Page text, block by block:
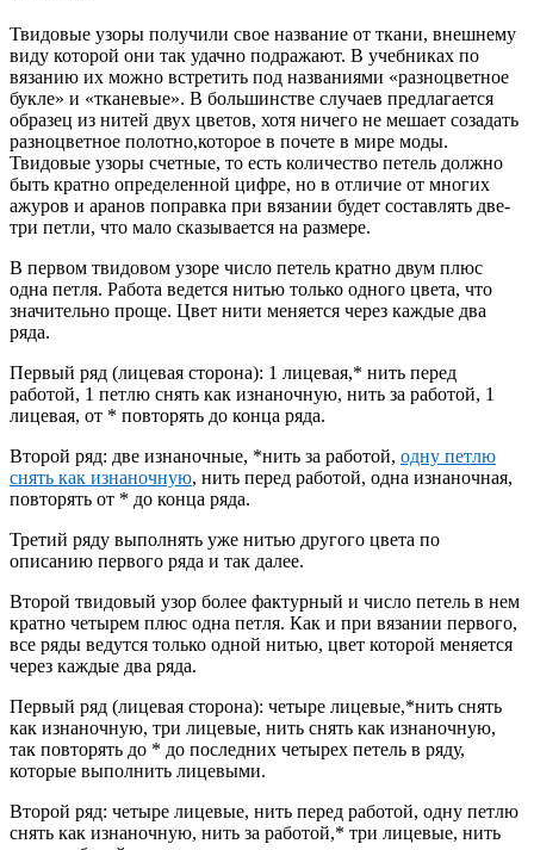
Твидовые узоры получили свое название от ткани, внешнему
виду которой они так удачно подражают. В учебниках по
вязанию их можно встретить под названиями «разноцветное
букле» и «тканевые». В большинстве случаев предлагается
образец из нитей двух цветов, хотя ничего не мешает созадать
разноцветное полотно,которое в почете в мире моды.
Твидовые узоры счетные, то есть количество петель должно
быть кратно определенной цифре, но в отличие от многих
ажуров и аранов поправка при вязании будет составлять две-
три петли, что мало сказывается на размере.
В первом твидовом узоре число петель кратно двум плюс
одна петля. Работа ведется нитью только одного цвета, что
значительно проще. Цвет нити меняется через каждые два
ряда.
Первый ряд (лицевая сторона): 1 лицевая,* нить перед
работой, 1 петлю снять как изнаночную, нить за работой, 1
лицевая, от * повторять до конца ряда.
Второй ряд: две изнаночные, *нить за работой, одну петлю
снять как изнаночную, нить перед работой, одна изнаночная,
повторять от * до конца ряда.
Третий ряду выполнять уже нитью другого цвета по
описанию первого ряда и так далее.
Второй твидовый узор более фактурный и число петель в нем
кратно четырем плюс одна петля. Как и при вязании первого,
все ряды ведутся только одной нитью, цвет которой меняется
через каждые два ряда.
Первый ряд (лицевая сторона): четыре лицевые,*нить снять
как изнаночную, три лицевые, нить снять как изнаночную,
так повторять до * до последних четырех петель в ряду,
которые выполнить лицевыми.
Второй ряд: четыре лицевые, нить перед работой, одну петлю
снять как изнаночную, нить за работой,* три лицевые, нить